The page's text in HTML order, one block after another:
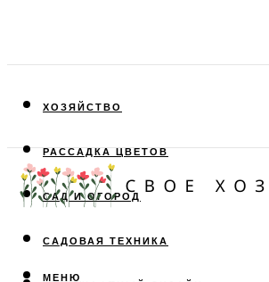
ХОЗЯЙСТВО
РАССАДКА ЦВЕТОВ
САД И ОГОРОД
САДОВАЯ ТЕХНИКА
МЕНЮ